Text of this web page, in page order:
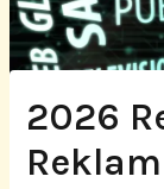
2026
Reklam